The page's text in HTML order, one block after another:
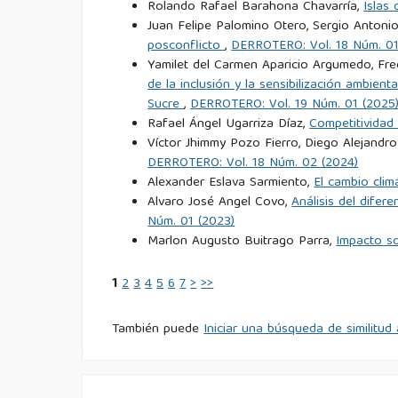
Álvarez, C. (2024). ¿El paraíso perdido?
Rolando Rafael Barahona Chavarría,Islas
Juan Felipe Palomino Otero, Sergio
posconflicto,DERROTERO: Vol. 18 Núm.
Yamilet del Carmen Aparicio Argumedo,
de la inclusión y la sensibilización
Sucre,DERROTERO: Vol. 19 Núm. 01
Rafael Ángel Ugarriza Díaz,
Víctor Jhimmy Pozo Fierro, Diego
DERROTERO: Vol. 18 Núm. 02 (2024)
Alexander Eslava Sarmiento,El cambio
Alvaro José Angel Covo,Análisis del
Núm. 01 (2023)
Marlon Augusto Buitrago Parra,Impacto
1 234567>>>
También puedeIniciar una búsqueda de similitud